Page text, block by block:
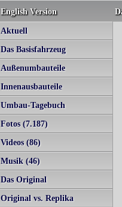
English Version
Aktuell
Das Basisfahrzeug
Außenumbauteile
Innenausbauteile
Umbau-Tagebuch
Fotos (7.187)
Videos (86)
Musik (46)
Das Original
Original vs. Replika